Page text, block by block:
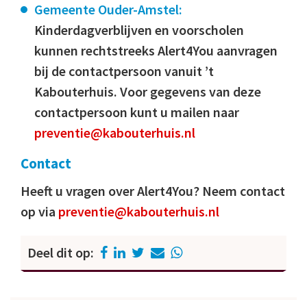
Gemeente Ouder-Amstel:
Kinderdagverblijven en voorscholen
kunnen rechtstreeks Alert4You aanvragen
bij de contactpersoon vanuit ’t
Kabouterhuis. Voor gegevens van deze
contactpersoon kunt u mailen naar
preventie@kabouterhuis.nl
Contact
Heeft u vragen over Alert4You? Neem contact
op via preventie@kabouterhuis.nl
Deel dit op: